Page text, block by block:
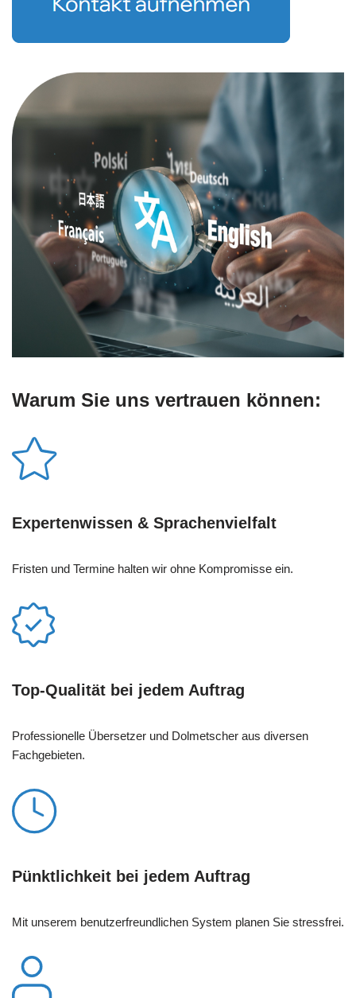
Warum Sie uns vertrauen können:
Expertenwissen & Sprachenvielfalt
Fristen und Termine halten wir ohne Kompromisse ein.
Top-Qualität bei jedem Auftrag
Professionelle Übersetzer und Dolmetscher aus diversen
Fachgebieten.
Pünktlichkeit bei jedem Auftrag
Mit unserem benutzerfreundlichen System planen Sie stressfrei.